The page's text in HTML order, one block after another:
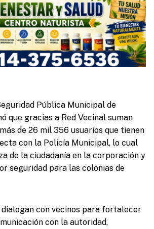
Pública Municipal de
que gracias a Red Vecinal suman
de 26 mil 356 usuarios que tienen
con la Policía Municipal, lo cual
de la ciudadanía en la corporación y
seguridad para las colonias de
con vecinos para fortalecer
con la autoridad,